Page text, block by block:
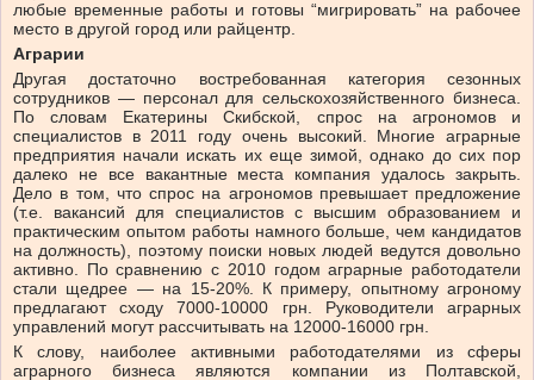
любые временные работы и готовы “мигрировать” на рабочее
место в другой город или райцентр.
Аграрии
Другая достаточно востребованная категория сезонных
сотрудников — персонал для сельскохозяйственного бизнеса.
По словам Екатерины Скибской, спрос на агрономов и
специалистов в 2011 году очень высокий. Многие аграрные
предприятия начали искать их еще зимой, однако до сих пор
далеко не все вакантные места компания удалось закрыть.
Дело в том, что спрос на агрономов превышает предложение
(т.е. вакансий для специалистов с высшим образованием и
практическим опытом работы намного больше, чем кандидатов
на должность), поэтому поиски новых людей ведутся довольно
активно. По сравнению с 2010 годом аграрные работодатели
стали щедрее — на 15-20%. К примеру, опытному агроному
предлагают сходу 7000-10000 грн. Руководители аграрных
управлений могут рассчитывать на 12000-16000 грн.
К слову, наиболее активными работодателями из сферы
аграрного бизнеса являются компании из Полтавской,